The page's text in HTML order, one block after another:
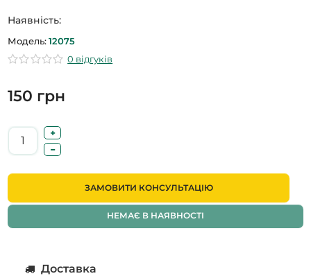
Наявність:
Модель: 12075
0 відгуків
150 грн
ЗАМОВИТИ КОНСУЛЬТАЦІЮ
НЕМАЄ В НАЯВНОСТІ
Доставка